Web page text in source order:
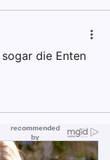
die Enten